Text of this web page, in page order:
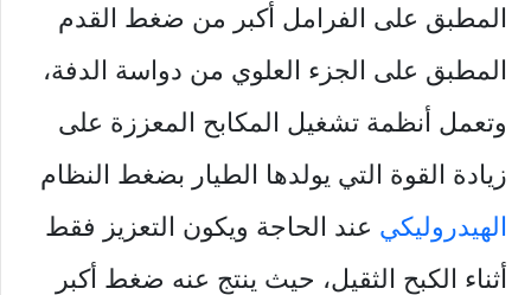
المطبق على الفرامل أكبر من ضغط القدم
المطبق على الجزء العلوي من دواسة الدفة،
وتعمل أنظمة تشغيل المكابح المعززة على
زيادة القوة التي يولدها الطيار بضغط النظام
الهيدروليكي عند الحاجة ويكون التعزيز فقط
أثناء الكبح الثقيل، حيث ينتج عنه ضغط أكبر